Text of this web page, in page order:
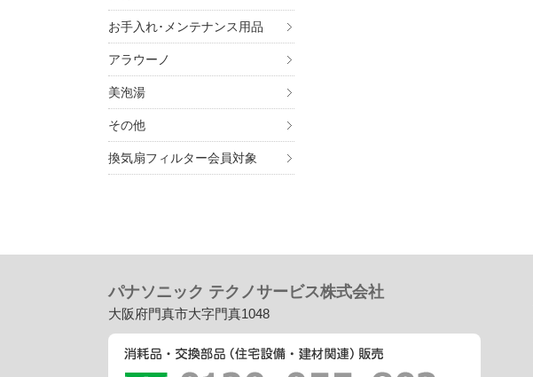
お手入れ･メンテナンス用品
アラウーノ
美泡湯
その他
換気扇フィルター会員対象
パナソニック テクノサービス株式会社
大阪府門真市大字門真1048